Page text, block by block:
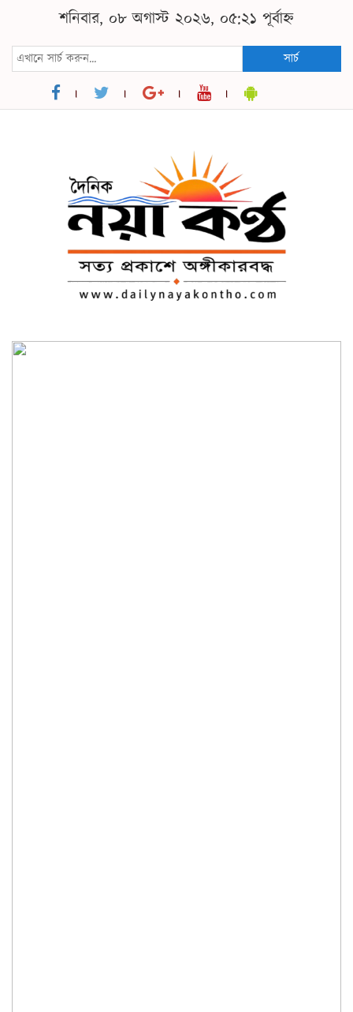
শনিবার, ০৮ অগাস্ট ২০২৬, ০৫:২১ পূর্বাহ্ন
সার্চ